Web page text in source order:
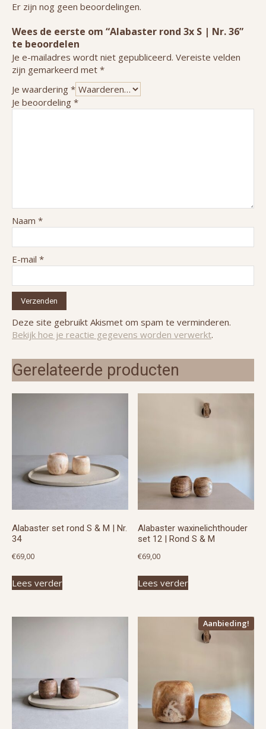
Er zijn nog geen beoordelingen.
Wees de eerste om “Alabaster rond 3x S | Nr. 36”
te beoordelen
Je e-mailadres wordt niet gepubliceerd. Vereiste velden
zijn gemarkeerd met *
Je waardering *
Je beoordeling *
Naam *
E-mail *
Deze site gebruikt Akismet om spam te verminderen.
Bekijk hoe je reactie gegevens worden verwerkt.
Gerelateerde producten
Alabaster set rond S & M | Nr.
34
€69,00
Lees verder
Alabaster waxinelichthouder
set 12 | Rond S & M
€69,00
Lees verder
Aanbieding!